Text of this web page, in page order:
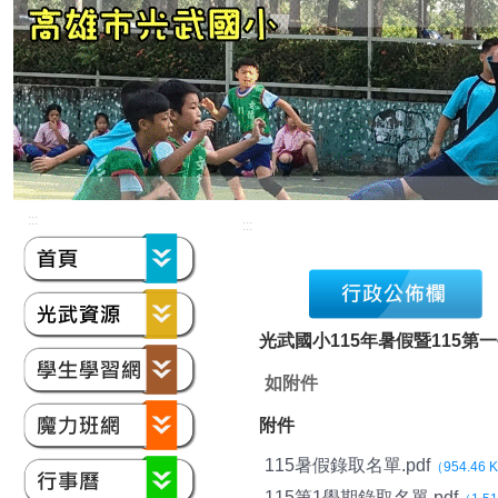
::: :::
光武國小115年暑假暨115第
如附件
附件
115暑假錄取名單.pdf（954.46